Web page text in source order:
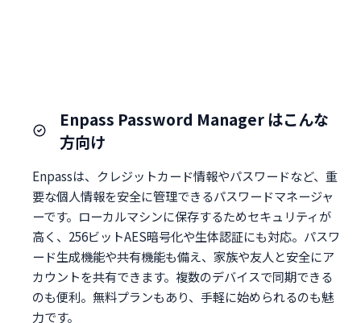
Enpass Password Manager はこんな
方向け
Enpassは、クレジットカード情報やパスワードなど、重
要な個人情報を安全に管理できるパスワードマネージャ
ーです。ローカルマシンに保存するためセキュリティが
高く、256ビットAES暗号化や生体認証にも対応。パスワ
ード生成機能や共有機能も備え、家族や友人と安全にア
カウントを共有できます。複数のデバイスで同期できる
のも便利。無料プランもあり、手軽に始められるのも魅
力です。